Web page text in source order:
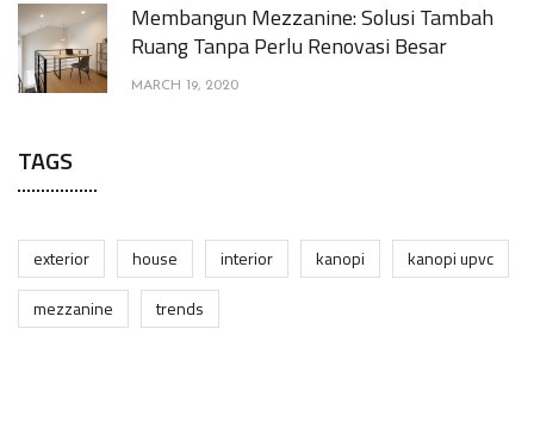
Membangun Mezzanine: Solusi Tambah
Ruang Tanpa Perlu Renovasi Besar
MARCH 19, 2020
TAGS
exterior house interior kanopi
kanopi upvc
mezzanine
trends